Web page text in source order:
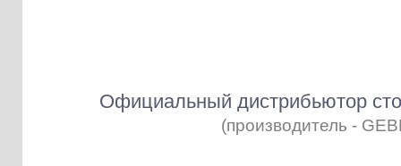
Официальный дистрибьютор
(производитель -